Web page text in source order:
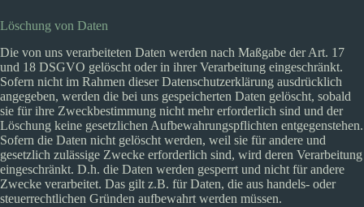
Löschung von Daten
Die von uns verarbeiteten Daten werden nach Maßgabe der Art. 17
und 18 DSGVO gelöscht oder in ihrer Verarbeitung eingeschränkt.
Sofern nicht im Rahmen dieser Datenschutzerklärung ausdrücklich
angegeben, werden die bei uns gespeicherten Daten gelöscht, sobald
sie für ihre Zweckbestimmung nicht mehr erforderlich sind und der
Löschung keine gesetzlichen Aufbewahrungspflichten entgegenstehen.
Sofern die Daten nicht gelöscht werden, weil sie für andere und
gesetzlich zulässige Zwecke erforderlich sind, wird deren Verarbeitung
eingeschränkt. D.h. die Daten werden gesperrt und nicht für andere
Zwecke verarbeitet. Das gilt z.B. für Daten, die aus handels- oder
steuerrechtlichen Gründen aufbewahrt werden müssen.